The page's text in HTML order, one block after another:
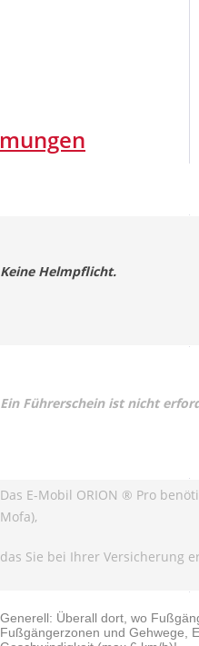
Keine Helmpflicht.
Ein Führerschein ist nicht
Das E-Mobil ORION ® Pro
Mofa),
das Sie bei Ihrer Versicherung
Generell: Überall dort, wo
Fußgängerzonen und Gehwege,